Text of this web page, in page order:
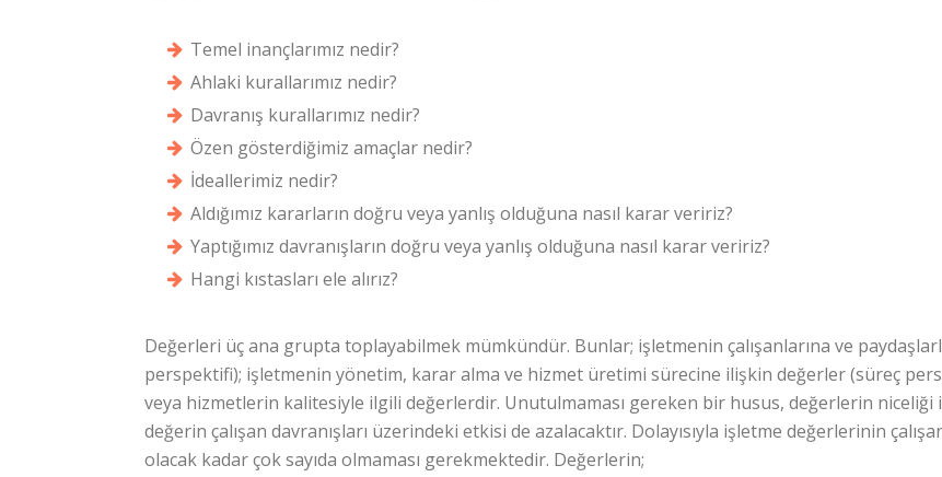
Temel inançlarımız nedir?
Ahlaki kurallarımız nedir?
Davranış kurallarımız nedir?
Özen gösterdiğimiz amaçlar nedir?
İdeallerimiz nedir?
Aldığımız kararların doğru veya yanlış olduğuna nasıl karar veririz?
Yaptığımız davranışların doğru veya yanlış olduğuna nasıl karar veririz?
Hangi kıstasları ele alırız?
Değerleri üç ana grupta toplayabilmek mümkündür. Bunlar; işletmenin çalışanlarına ve
perspektifi); işletmenin yönetim, karar alma ve hizmet üretimi sürecine ilişkin değerler (süreç
veya hizmetlerin kalitesiyle ilgili değerlerdir. Unutulmaması gereken bir husus, değerlerin niceliği
değerin çalışan davranışları üzerindeki etkisi de azalacaktır. Dolayısıyla işletme değerlerinin
olacak kadar çok sayıda olmaması gerekmektedir. Değerlerin;